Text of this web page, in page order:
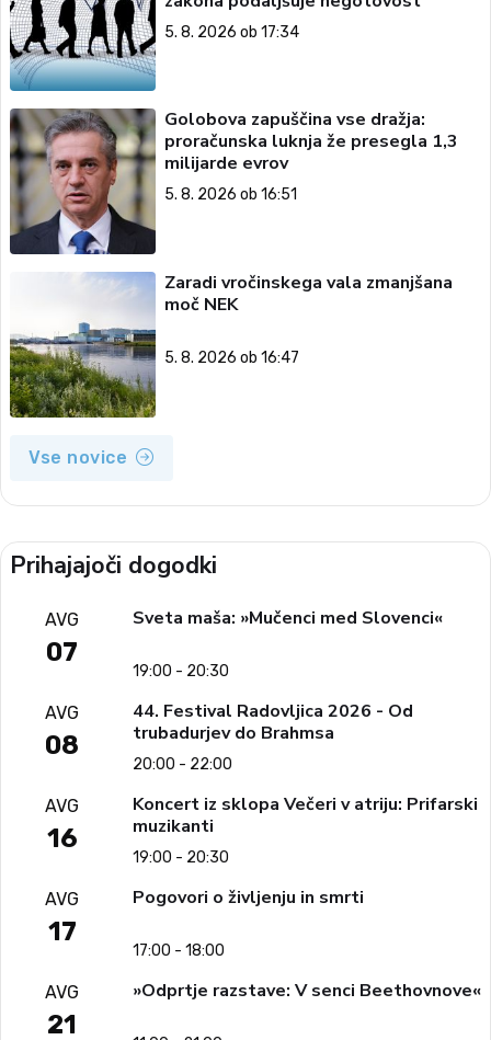
5. 8. 2026 ob 17:34
Golobova zapuščina vse dražja:
proračunska luknja že presegla 1,3
milijarde evrov
5. 8. 2026 ob 16:51
Zaradi vročinskega vala zmanjšana
moč NEK
5. 8. 2026 ob 16:47
Vse novice
Prihajajoči dogodki
AVG
07
Sveta maša: »Mučenci med Slovenci«
19:00 - 20:30
AVG
08
44. Festival Radovljica 2026 - Od
trubadurjev do Brahmsa
20:00 - 22:00
AVG
16
Koncert iz sklopa Večeri v atriju: Prifarski
muzikanti
19:00 - 20:30
AVG
17
Pogovori o življenju in smrti
17:00 - 18:00
AVG
21
»Odprtje razstave: V senci Beethovnove«